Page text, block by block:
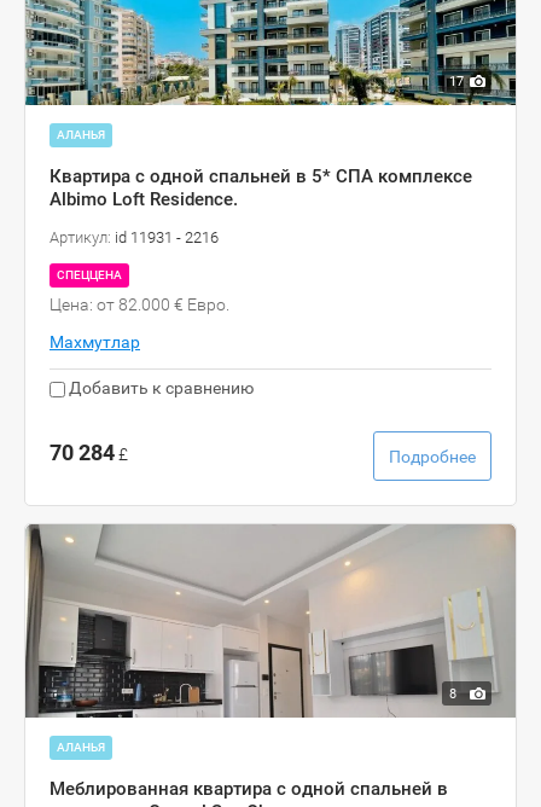
17
АЛАНЬЯ
Квартира с одной спальней в 5* СПА комплексе
Albimo Loft Residence.
Артикул: id 11931 - 2216
СПЕЦЦЕНА
Цена: от 82.000 € Евро.
Махмутлар
Добавить к сравнению
70 284£ Подробнее
8
АЛАНЬЯ
Меблированная квартира с одной спальней в